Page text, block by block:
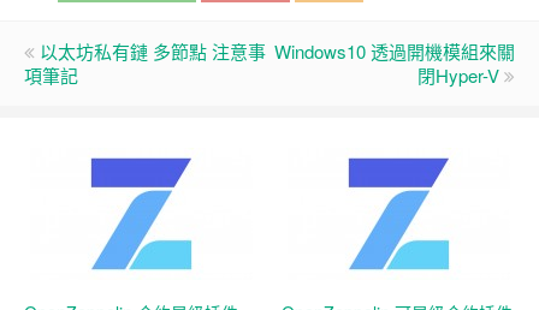
以太坊私有鏈 多節點 注意事
項筆記
Windows10 透過開機模組來關
閉Hyper-V